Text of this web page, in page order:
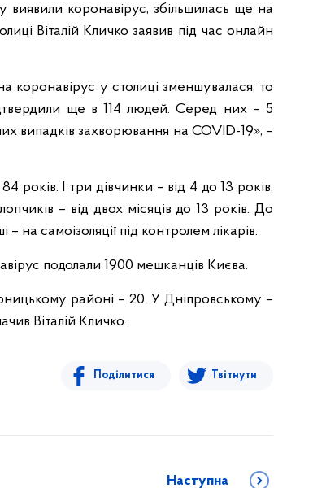
виявили коронавірус, збільшилась ще на
Віталій Кличко заявив під час онлайн
коронавірус у столиці зменшувалася, то
ще в 114 людей. Серед них – 5
випадків захворювання на COVID-19», –
років. І три дівчинки – від 4 до 13 років.
– від двох місяців до 13 років. До
– на самоізоляції під контролем лікарів.
подолали 1900 мешканців Києва.
районі – 20. У Дніпровському –
Віталій Кличко.
Поділитися Твітнути
Наступна